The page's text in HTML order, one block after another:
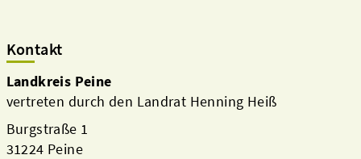
Kontakt
Landkreis Peine
vertreten durch den Landrat Henning Heiß
Burgstraße 1
31224 Peine